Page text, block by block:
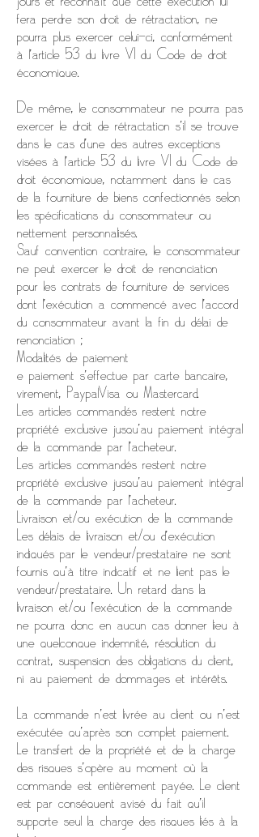
fera perdre son droit de rétractation, ne
pourra plus exercer celui-ci, conformément
à l’article 53 du livre VI du Code de droit
économique.
De même, le consommateur ne pourra pas
exercer le droit de rétractation s’il se trouve
dans le cas d’une des autres exceptions
visées à l’article 53 du livre VI du Code de
droit économique, notamment dans le cas
de la fourniture de biens confectionnés selon
les spécifications du consommateur ou
nettement personnalisés.
Sauf convention contraire, le consommateur
ne peut exercer le droit de renonciation
pour les contrats de fourniture de services
dont l'exécution a commencé avec l'accord
du consommateur avant la fin du délai de
renonciation ;
Modalités de paiement
e paiement s’effectue par carte bancaire,
virement, PaypalVisa ou Mastercard.
Les articles commandés restent notre
propriété exclusive jusqu’au paiement intégral
de la commande par l’acheteur.
Les articles commandés restent notre
propriété exclusive jusqu’au paiement intégral
de la commande par l’acheteur.
Livraison et/ou exécution de la commande
Les délais de livraison et/ou d’exécution
indiqués par le vendeur/prestataire ne sont
fournis qu’à titre indicatif et ne lient pas le
vendeur/prestataire. Un retard dans la
livraison et/ou l’exécution de la commande
ne pourra donc en aucun cas donner lieu à
une quelconque indemnité, résolution du
contrat, suspension des obligations du client,
ni au paiement de dommages et intérêts.
La commande n’est livrée au client ou n’est
exécutée qu’après son complet paiement.
Le transfert de la propriété et de la charge
des risques s’opère au moment où la
commande est entièrement payée. Le client
est par conséquent avisé du fait qu’il
supporte seul la charge des risques liés à la